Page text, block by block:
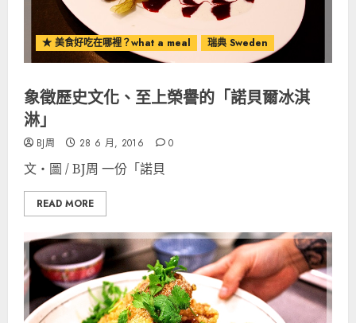
★ 美食好吃在哪裡？what a meal 瑞典 Sweden
象徵歷史文化、至上榮譽的「諾貝爾冰淇
淋」
BJ周 28 6 月, 2016 0
文‧圖 / BJ周 一份「諾貝
READ MORE